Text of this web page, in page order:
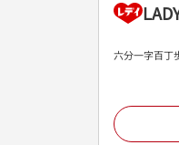
六分一字百丁